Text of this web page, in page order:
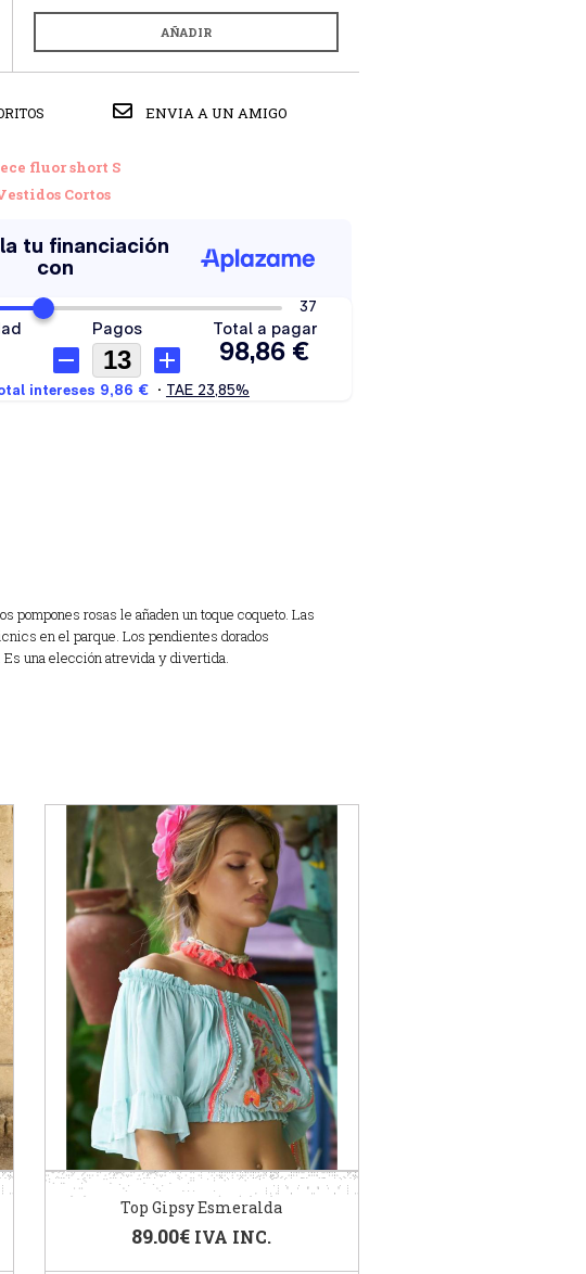
AÑADIR
ENVIA A UN AMIGO
fluor short S
Cortos
pompones rosas le añaden un toque coqueto. Las
en el parque. Los pendientes dorados
una elección atrevida y divertida.
Top Gipsy Esmeralda
89.00€ IVA INC.